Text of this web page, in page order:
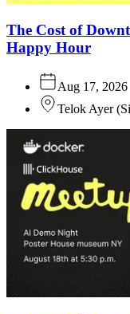
The Cost of
Happy Hour
Aug 17, 2026
Telok Ayer(